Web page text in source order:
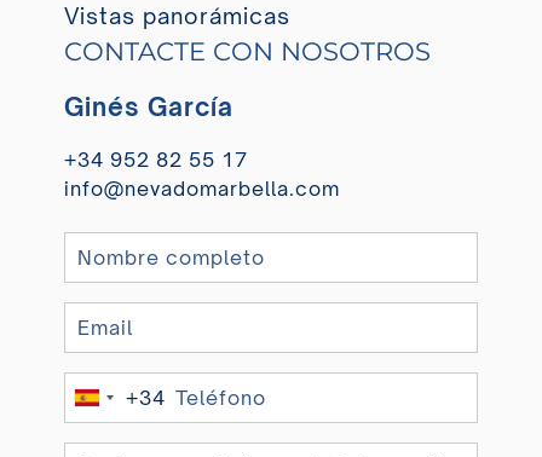
Vistas panorámicas
CONTACTE CON NOSOTROS
Ginés García
+34 952 82 55 17
info@nevadomarbella.com
Spain+34